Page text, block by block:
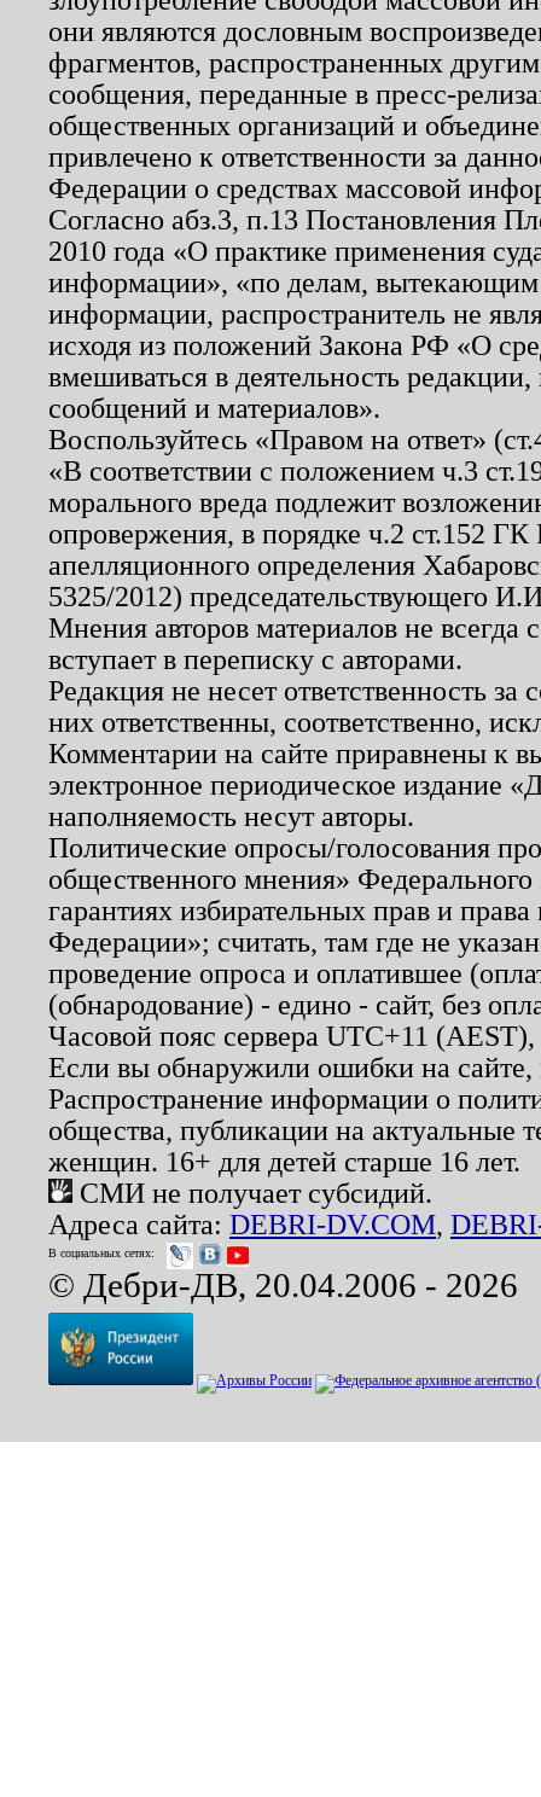
они являются дословным
фрагментов, распространенных
сообщения, переданные в пресс-
общественных организаций и
привлечено к ответственности за
Федерации о средствах массовой
Согласно абз.3, п.13 Постановления
2010 года «О практике применения
информации», «по делам, вытекающим
информации, распространитель не
исходя из положений Закона РФ «О
вмешиваться в деятельность
сообщений и материалов».
Воспользуйтесь «Правом на ответ»
«В соответствии с положением ч.3
морального вреда подлежит
опровержения, в порядке ч.2 ст.152
апелляционного определения
5325/2012) председательствующего
Мнения авторов материалов не
вступает в переписку с авторами.
Редакция не несет ответственность
них ответственны, соответственно,
Комментарии на сайте приравнены к
электронное периодическое издание
наполняемость несут авторы.
Политические опросы/голосования
общественного мнения»
гарантиях избирательных прав и
Федерации»; считать, там где не
проведение опроса и оплатившее
(обнародование) - едино - сайт, без
Часовой пояс сервера UTC+11
Если вы обнаружили ошибки на
Распространение информации о
общества, публикации на актуальные
женщин. 16+ для детей старше 16 лет.
СМИ не получает субсидий.
Адреса сайта: DEBRI-DV.COM,
В социальных сетях:
© Дебри-ДВ, 20.04.2006 - 2026